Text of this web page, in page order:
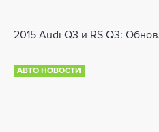
2015 Audi Q3 и RS Q3:
АВТО НОВОСТИ